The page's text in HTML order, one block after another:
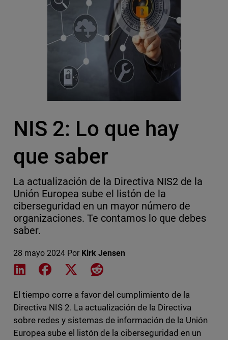
NIS 2: Lo que hay
que saber
La actualización de la Directiva NIS2 de la
Unión Europea sube el listón de la
ciberseguridad en un mayor número de
organizaciones. Te contamos lo que debes
saber.
28 mayo 2024 Por Kirk Jensen
Share on LinkedIn
Share on Facebook
Share on XShare on Reddit
El tiempo corre a favor del cumplimiento de la
Directiva NIS 2. La actualización de la Directiva
sobre redes y sistemas de información de la Unión
Europea sube el listón de la ciberseguridad en un